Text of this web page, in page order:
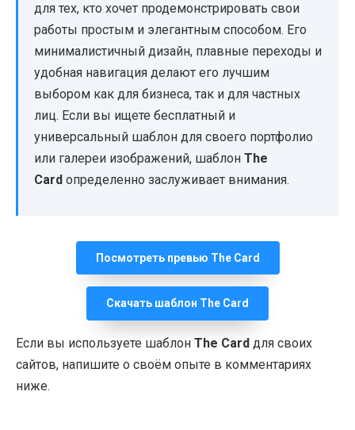
для тех, кто хочет продемонстрировать свои
работы простым и элегантным способом. Его
минималистичный дизайн, плавные переходы и
удобная навигация делают его лучшим
выбором как для бизнеса, так и для частных
лиц. Если вы ищете бесплатный и
универсальный шаблон для своего портфолио
или галереи изображений, шаблон The
Card определенно заслуживает внимания.
Посмотреть превью The Card
Скачать шаблон The Card
Если вы используете шаблон The Card для своих
сайтов, напишите о своём опыте в комментариях
ниже.